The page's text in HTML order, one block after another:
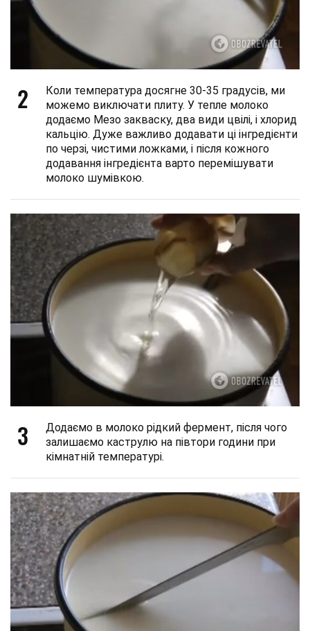
2
Коли температура досягне 30-35 градусів, ми
можемо виключати плиту. У тепле молоко
додаємо Мезо закваску, два види цвілі, і хлорид
кальцію. Дуже важливо додавати ці інгредієнти
по черзі, чистими ложками, і після кожного
додавання інгредієнта варто перемішувати
молоко шумівкою.
3
Додаємо в молоко рідкий фермент, після чого
залишаємо каструлю на півтори години при
кімнатній температурі.